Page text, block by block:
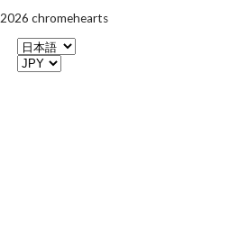
2026 chromehearts